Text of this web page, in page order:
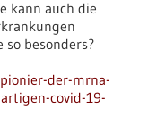
kann auch die
so besonders?
der-mrna-
covid-19-